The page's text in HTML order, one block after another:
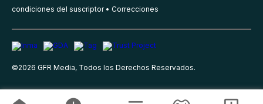
condiciones del suscriptor
Correcciones
©2026 GFR Media, Todos los Derechos Reservados.